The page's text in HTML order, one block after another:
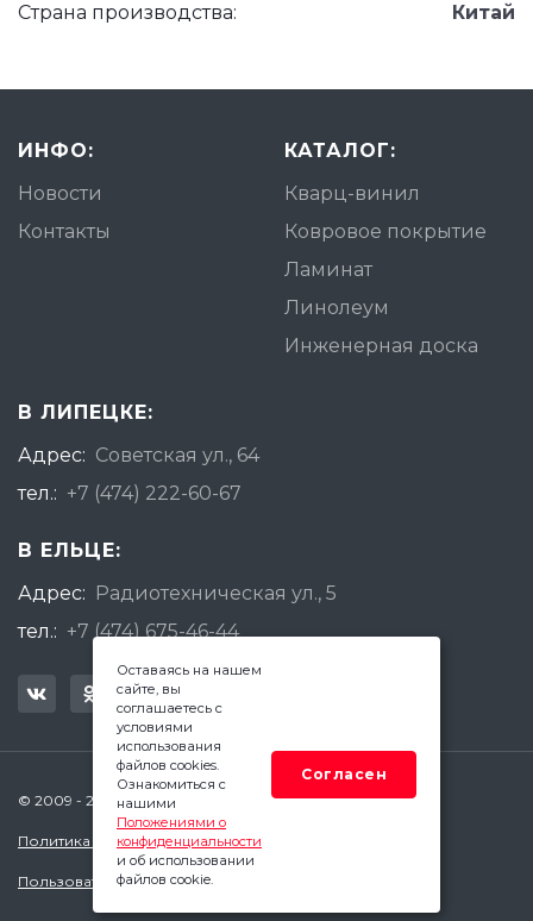
Страна производства:
Китай
ИНФО:
Новости
Контакты
КАТАЛОГ:
Кварц-винил
Ковровое покрытие
Ламинат
Линолеум
Инженерная доска
В ЛИПЕЦКЕ:
Адрес: Советская ул., 64
тел.: +7 (474) 222-60-67
В ЕЛЬЦЕ:
Адрес: Радиотехническая ул., 5
тел.: +7 (474) 675-46-44
© 2009 - 2026 Квадратный Метр - Липецк
Политика конфиденциальности
Пользовательское соглашение
Оставаясь на нашем
сайте, вы
соглашаетесь с
условиями
использования
файлов cookies.
Ознакомиться с
нашими
Положениями о
конфиденциальности
и об использовании
файлов cookie.
Согласен